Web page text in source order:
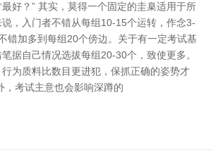
好？” 其实，莫得一个固定的圭臬适用于所
，入门者不错从每组10-15个运转，作念3-
错加多到每组20个傍边。关于有一定考试基
据自己情况选拔每组20-30个，致使更多。
为质料比数目更进犯，保抓正确的姿势才
，考试主意也会影响深蹲的